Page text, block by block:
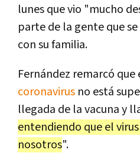
lunes que vio "mucho
parte de la gente que
con su familia.
Fernández remarcó
coronavirus no está
llegada de la vacuna y
entendiendo que el
nosotros".